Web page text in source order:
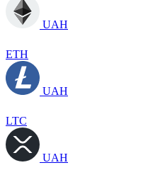
UAH
ETH
UAH
LTC
UAH